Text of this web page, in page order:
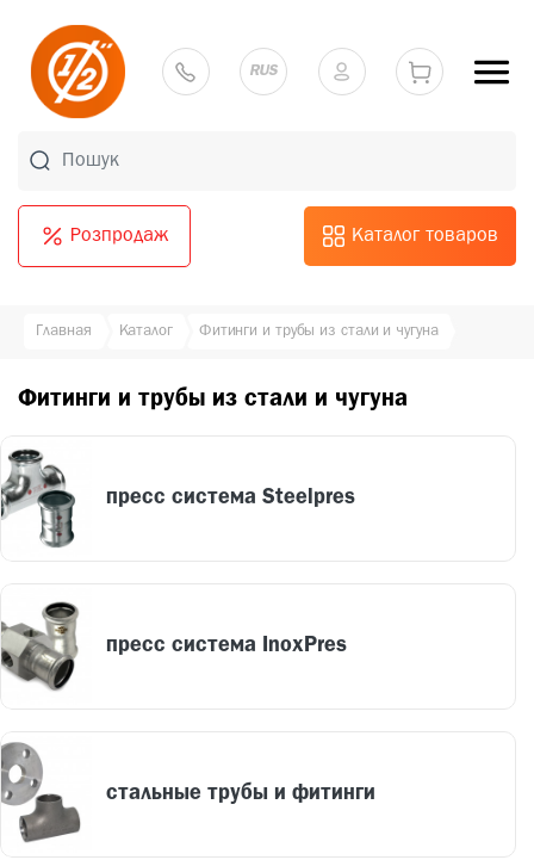
Розпродаж Каталог товаров
RUS
Главная Каталог Фитинги и трубы из стали и чугуна
Фитинги и трубы из стали и чугуна
пресс система Steelpres
пресс система InoxPres
стальные трубы и фитинги